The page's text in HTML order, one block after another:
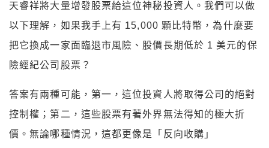
天睿祥將大量增發股票給這位神秘投資人。我們可以做
以下理解，如果我手上有 15,000 顆比特幣，為什麼要
把它換成一家面臨退市風險、股價長期低於 1 美元的保
險經紀公司股票？
答案有兩種可能，第一，這位投資人將取得公司的絕對
控制權；第二，這些股票有著外界無法得知的極大折
價。無論哪種情況，這都更像是「反向收購」